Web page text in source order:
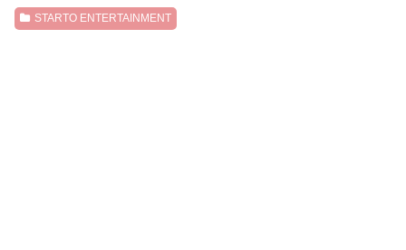
STARTO ENTERTAINMENT